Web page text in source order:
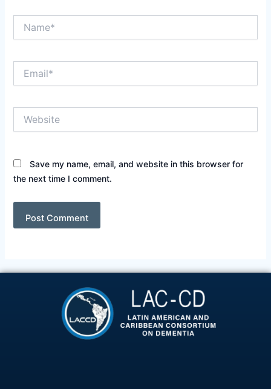
Save my name, email, and website in this browser for
the next time I comment.